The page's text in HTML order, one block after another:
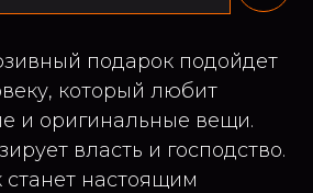
подарок подойдет
который любит
и оригинальные вещи.
власть и господство.
настоящим